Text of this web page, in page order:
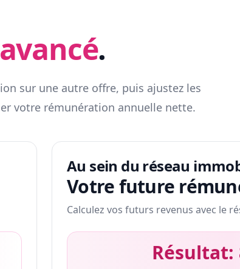
avancé.
sur une autre offre, puis ajustez les
votre rémunération annuelle nette.
Au sein du réseau
Votre future
Calculez vos futurs revenus avec le
Résultat: